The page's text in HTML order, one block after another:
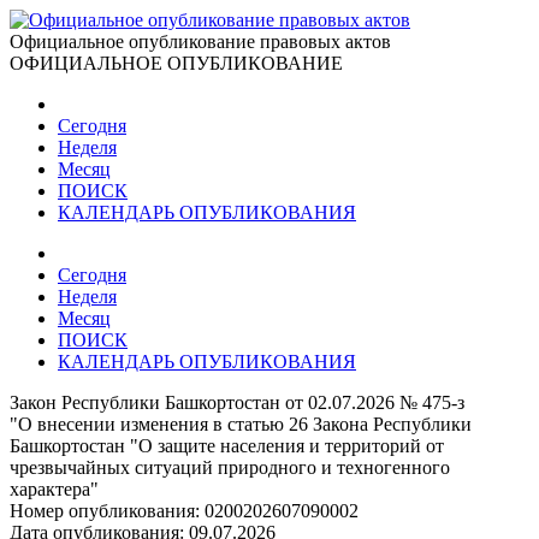
Официальное опубликование правовых актов
ОФИЦИАЛЬНОЕ ОПУБЛИКОВАНИЕ
Сегодня
Неделя
Месяц
ПОИСК
КАЛЕНДАРЬ ОПУБЛИКОВАНИЯ
Сегодня
Неделя
Месяц
ПОИСК
КАЛЕНДАРЬ ОПУБЛИКОВАНИЯ
Закон Республики Башкортостан от 02.07.2026 № 475-з
"О внесении изменения в статью 26 Закона Республики
Башкортостан "О защите населения и территорий от
чрезвычайных ситуаций природного и техногенного
характера"
Номер опубликования: 0200202607090002
Дата опубликования: 09.07.2026